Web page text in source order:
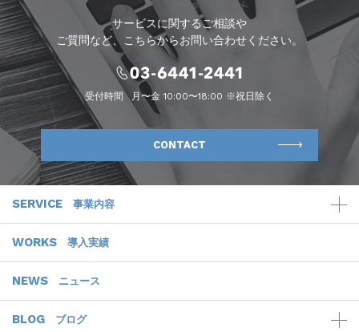
サービスに関するご相談や
ご質問など、こちらからお問い合わせください。
受付時間 月〜金 10:00〜18:00 ※祝日除く
CONTACT
SERVICE 事業内容
WORKS 導入実績
NEWS ニュース
BLOG ブログ